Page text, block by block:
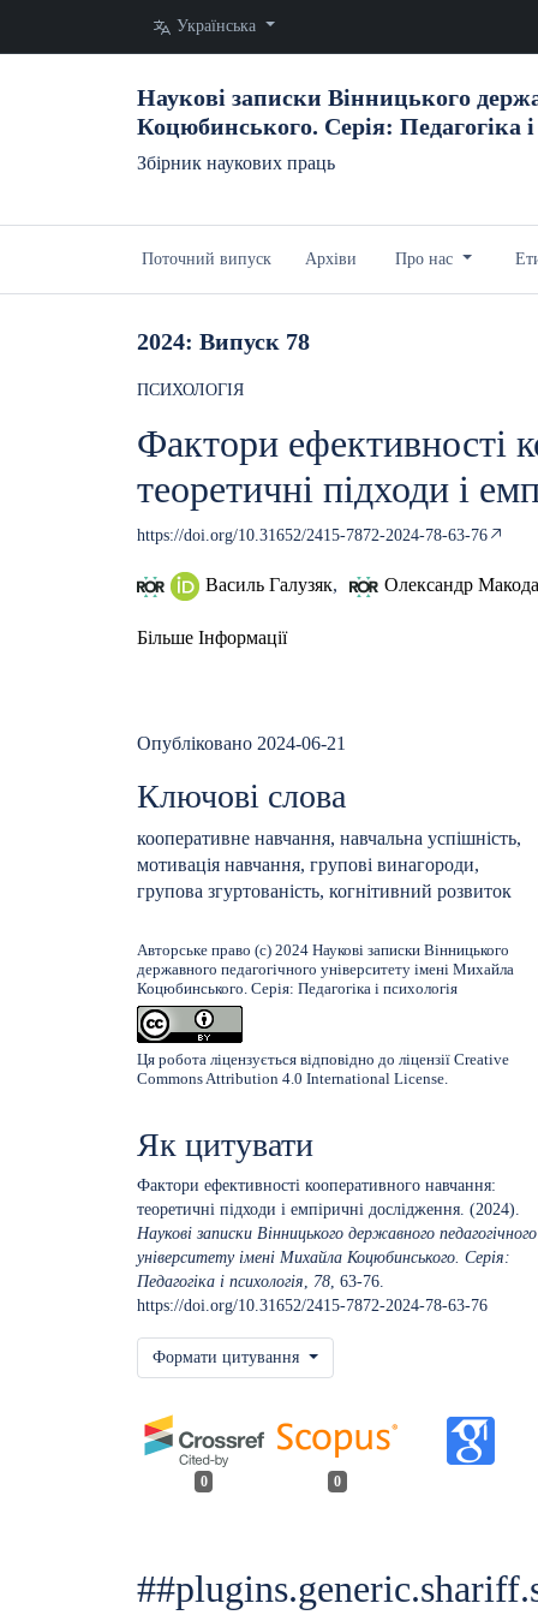
Змінити мову. Поточна мова:
Українська
Наукові записки Вінницького
Коцюбинського. Серія: Педагогіка і
Збірник наукових праць
Поточний випуск Архіви Про нас
2024: Випуск 78
ПСИХОЛОГІЯ
Фактори ефективності
теоретичні підходи і
https://doi.org/10.31652/2415-7872-2024-78-63-76
Василь Галузяк, Олександр
Більше Інформації
Опубліковано 2024-06-21
Ключові слова
кооперативне навчання, навчальна успішність,
мотивація навчання, групові винагороди,
групова згуртованість, когнітивний розвиток
Авторське право (c) 2024 Наукові записки Вінницького
державного педагогічного університету імені Михайла
Коцюбинського. Серія: Педагогіка і психологія
Ця робота ліцензується відповідно до ліцензії Creative
Commons Attribution 4.0 International License.
Як цитувати
Фактори ефективності кооперативного навчання:
теоретичні підходи і емпіричні дослідження. (2024).
Наукові записки Вінницького державного педагогічного
університету імені Михайла Коцюбинського. Серія:
Педагогіка і психологія, 78, 63-76.
https://doi.org/10.31652/2415-7872-2024-78-63-76
Формати цитування
0 0